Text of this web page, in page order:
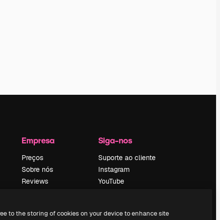
Empresa
Preços
Sobre nós
Reviews
pesquisa
Siga-nos
Suporte ao cliente
Instagram
YouTube
Discord
to the storing of cookies on your device to enhance site